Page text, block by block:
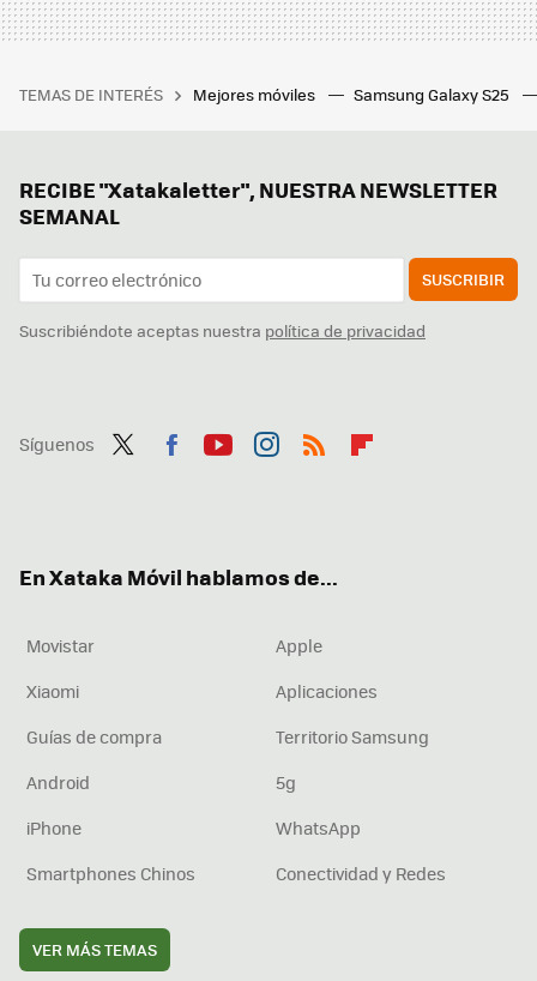
TEMAS DE INTERÉS Mejores móviles Samsung Galaxy S25
RECIBE "Xatakaletter", NUESTRA NEWSLETTER
SEMANAL
SUSCRIBIR
Suscribiéndote aceptas nuestra política de privacidad
Síguenos
En Xataka Móvil hablamos de...
Movistar
Apple
Xiaomi
Aplicaciones
Guías de compra
Territorio Samsung
Android
5g
iPhone
WhatsApp
Smartphones Chinos
Conectividad y Redes
VER MÁS TEMAS